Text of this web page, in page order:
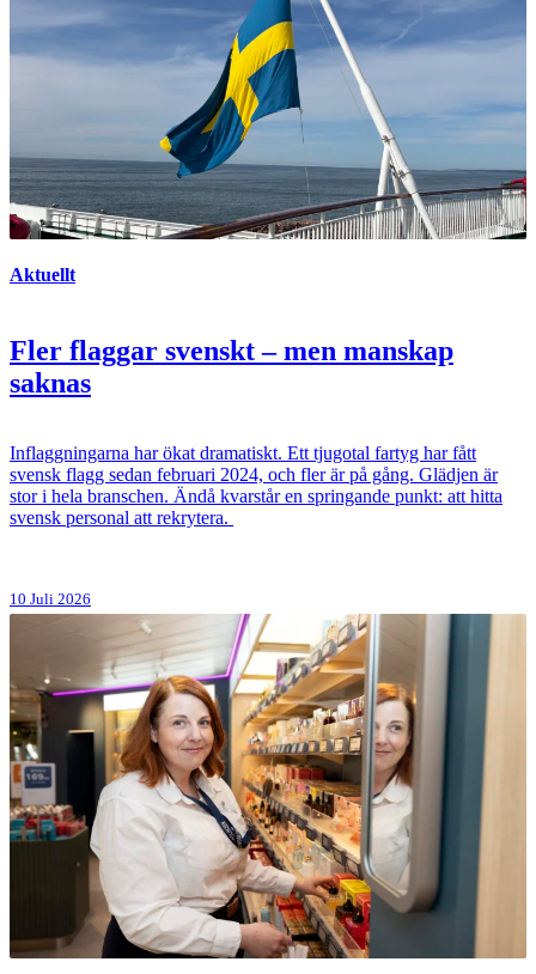
Aktuellt
Fler flaggar svenskt – men manskap
saknas
Inflaggningarna har ökat dramatiskt. Ett tjugotal fartyg har fått
svensk flagg sedan februari 2024, och fler är på gång. Glädjen är
stor i hela branschen. Ändå kvarstår en springande punkt: att hitta
svensk personal att rekrytera.
10 Juli 2026